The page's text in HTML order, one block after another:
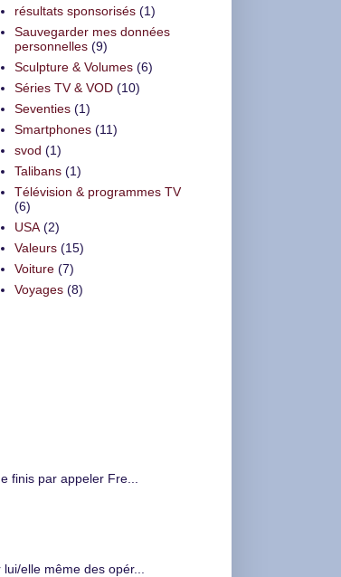
résultats sponsorisés (1)
Sauvegarder mes données
personnelles (9)
Sculpture & Volumes (6)
Séries TV & VOD (10)
Seventies (1)
Smartphones (11)
svod (1)
Talibans (1)
Télévision & programmes TV
(6)
USA (2)
Valeurs (15)
Voiture (7)
Voyages (8)
finis par appeler Fre...
elle même des opér...